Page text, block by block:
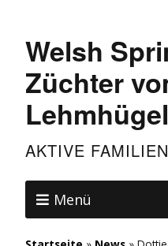
Welsh
Züchter
Lehmhügel
AKTIVE
Menü